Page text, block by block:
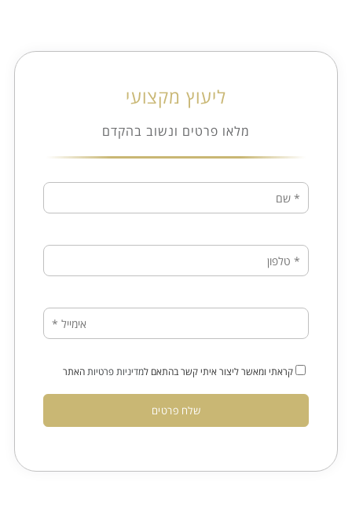
ליעוץ מקצועי
מלאו פרטים ונשוב בהקדם
קראתי ומאשר ליצור איתי קשר בהתאם למדיניות פרטיותהאתר
שלח פרטים